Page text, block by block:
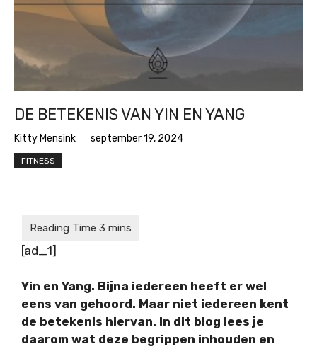
DE BETEKENIS VAN YIN EN YANG
Kitty Mensink september 19, 2024
FITNESS
[ad_1]
Yin en Yang. Bijna iedereen heeft er wel
eens van gehoord. Maar niet iedereen kent
de betekenis hiervan. In dit blog lees je
daarom wat deze begrippen inhouden en